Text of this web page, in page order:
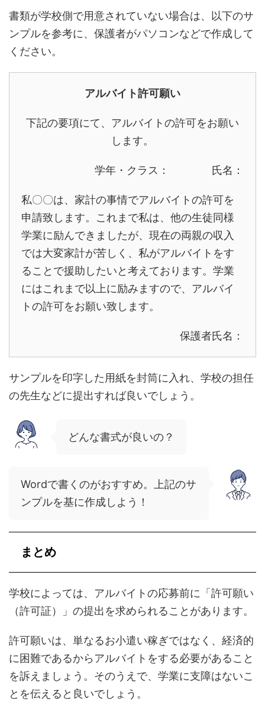
書類が学校側で用意されていない場合は、以下のサ
ンプルを参考に、保護者がパソコンなどで作成して
ください。
アルバイト許可願い
下記の要項にて、アルバイトの許可をお願い
します。
学年・クラス： 氏名：
私〇〇は、家計の事情でアルバイトの許可を
申請致します。これまで私は、他の生徒同様
学業に励んできましたが、現在の両親の収入
では大変家計が苦しく、私がアルバイトをす
ることで援助したいと考えております。学業
にはこれまで以上に励みますので、アルバイ
トの許可をお願い致します。
保護者氏名：
サンプルを印字した用紙を封筒に入れ、学校の担任
の先生などに提出すれば良いでしょう。
どんな書式が良いの？
Wordで書くのがおすすめ。上記のサ
ンプルを基に作成しよう！
まとめ
学校によっては、アルバイトの応募前に「許可願い
（許可証）」の提出を求められることがあります。
許可願いは、単なるお小遣い稼ぎではなく、経済的
に困難であるからアルバイトをする必要があること
を訴えましょう。そのうえで、学業に支障はないこ
とを伝えると良いでしょう。